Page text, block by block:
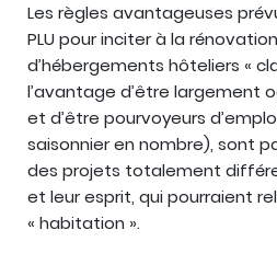
Les règles avantageuses
PLU pour inciter à la
d’hébergements hôteliers «
l’avantage d’être largement
et d’être pourvoyeurs
saisonnier en nombre), sont
des projets totalement
et leur esprit, qui pourraient
« habitation ».